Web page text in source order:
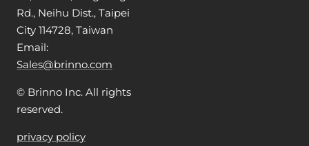
Rd., Neihu Dist., Taipei
City 114728, Taiwan
Email:
Sales@brinno.com
© Brinno Inc. All rights
reserved.
privacy policy